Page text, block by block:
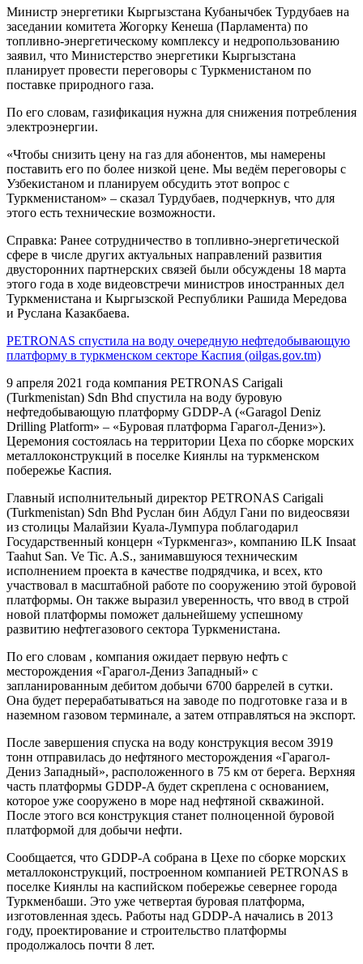
Министр энергетики Кыргызстана Кубанычбек Турдубаев на
заседании комитета Жогорку Кенеша (Парламента) по
топливно-энергетическому комплексу и недропользованию
заявил, что Министерство энергетики Кыргызстана
планирует провести переговоры с Туркменистаном по
поставке природного газа.
По его словам, газификация нужна для снижения потребления
электроэнергии.
«Чтобы снизить цену на газ для абонентов, мы намерены
поставить его по более низкой цене. Мы ведём переговоры с
Узбекистаном и планируем обсудить этот вопрос с
Туркменистаном» – сказал Турдубаев, подчеркнув, что для
этого есть технические возможности.
Справка: Ранее сотрудничество в топливно-энергетической
сфере в числе других актуальных направлений развития
двусторонних партнерских связей были обсуждены 18 марта
этого года в ходе видеовстречи министров иностранных дел
Туркменистана и Кыргызской Республики Рашида Мередова
и Руслана Казакбаева.
PETRONAS спустила на воду очередную нефтедобывающую
платформу в туркменском секторе Каспия (oilgas.gov.tm)
9 апреля 2021 года компания PETRONAS Carigali
(Turkmenistan) Sdn Bhd спустила на воду буровую
нефтедобывающую платформу GDDP-A («Garagol Deniz
Drilling Platform» – «Буровая платформа Гарагол-Дениз»).
Церемония состоялась на территории Цеха по сборке морских
металлоконструкций в поселке Киянлы на туркменском
побережье Каспия.
Главный исполнительный директор PETRONAS Carigali
(Turkmenistan) Sdn Bhd Руслан бин Абдул Гани по видеосвязи
из столицы Малайзии Куала-Лумпура поблагодарил
Государственный концерн «Туркменгаз», компанию ILK Insaat
Taahut San. Ve Tic. A.S., занимавшуюся техническим
исполнением проекта в качестве подрядчика, и всех, кто
участвовал в масштабной работе по сооружению этой буровой
платформы. Он также выразил уверенность, что ввод в строй
новой платформы поможет дальнейшему успешному
развитию нефтегазового сектора Туркменистана.
По его словам , компания ожидает первую нефть с
месторождения «Гарагол-Дениз Западный» с
запланированным дебитом добычи 6700 баррелей в сутки.
Она будет перерабатываться на заводе по подготовке газа и в
наземном газовом терминале, а затем отправляться на экспорт.
После завершения спуска на воду конструкция весом 3919
тонн отправилась до нефтяного месторождения «Гарагол-
Дениз Западный», расположенного в 75 км от берега. Верхняя
часть платформы GDDP-A будет скреплена с основанием,
которое уже сооружено в море над нефтяной скважиной.
После этого вся конструкция станет полноценной буровой
платформой для добычи нефти.
Сообщается, что GDDP-A собрана в Цехе по сборке морских
металлоконструкций, построенном компанией PETRONAS в
поселке Киянлы на каспийском побережье севернее города
Туркменбаши. Это уже четвертая буровая платформа,
изготовленная здесь. Работы над GDDP-A начались в 2013
году, проектирование и строительство платформы
продолжалось почти 8 лет.